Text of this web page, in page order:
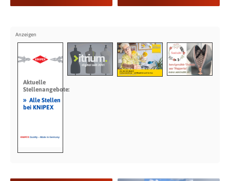
Aktuelle
Stellenangebote:
» Alle Stellen
bei KNIPEX